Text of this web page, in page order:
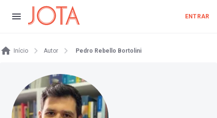
ENTRAR
Início Autor Pedro Rebello Bortolini